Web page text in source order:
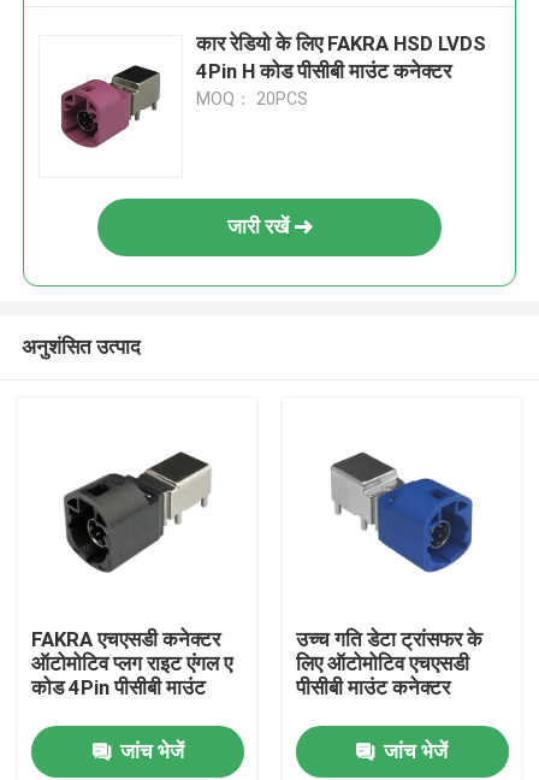
कार रेडियो के लिए FAKRA HSD LVDS
4Pin H कोड पीसीबी माउंट कनेक्टर
MOQ： 20PCS
जारी रखें
अनुशंसित उत्पाद
FAKRA एचएसडी कनेक्टर
ऑटोमोटिव प्लग राइट एंगल ए
कोड 4Pin पीसीबी माउंट
जांच भेजें
उच्च गति डेटा ट्रांसफर के
लिए ऑटोमोटिव एचएसडी
पीसीबी माउंट कनेक्टर
जांच भेजें